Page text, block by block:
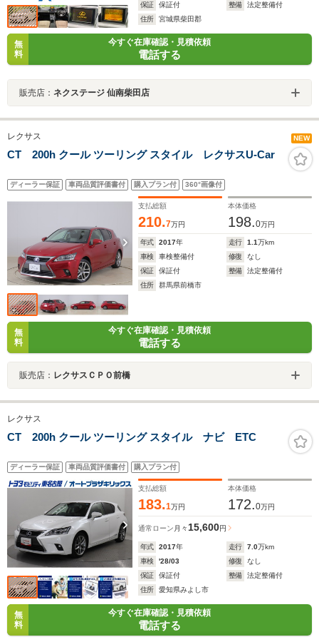
保証
保証付 整備
法定整備付
住所
宮城県柴田郡
無
料
今すぐ在庫確認・見積依頼
電話する
販売店： ネクステージ 仙南柴田店
レクサス NEW
CT 200h クール ツーリング スタイル レクサスU-Car
ディーラー保証 車両品質評価書付 購入プラン付 360°画像付
支払総額
210.7万円
本体価格
198.0万円
年式 2017年 走行 1.1万km
車検
車検整備付 修復
なし
保証
保証付 整備
法定整備付
住所
群馬県前橋市
無
料
今すぐ在庫確認・見積依頼
電話する
販売店： レクサスＣＰＯ前橋
レクサス
CT 200h クール ツーリング スタイル ナビ ETC
ディーラー保証 車両品質評価書付 購入プラン付
支払総額
183.1万円
本体価格
172.0万円
通常ローン 月々 15,600円
年式 2017年 走行 7.0万km
車検
'28/03 修復
なし
保証
保証付 整備
法定整備付
住所
愛知県みよし市
無
料
今すぐ在庫確認・見積依頼
電話する